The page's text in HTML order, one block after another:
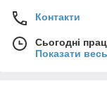
Контакти
Сьогодні
Показати